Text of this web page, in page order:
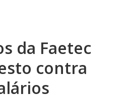
da Faetec
contra